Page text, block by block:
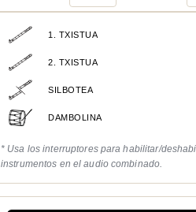
1. TXISTUA
2. TXISTUA
SILBOTEA
DAMBOLINA
* Usa los interruptores para habilitar/
instrumentos en el audio combinado.